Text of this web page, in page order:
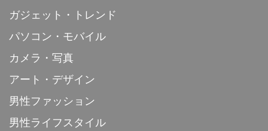
ガジェット・トレンド
パソコン・モバイル
カメラ・写真
アート・デザイン
男性ファッション
男性ライフスタイル